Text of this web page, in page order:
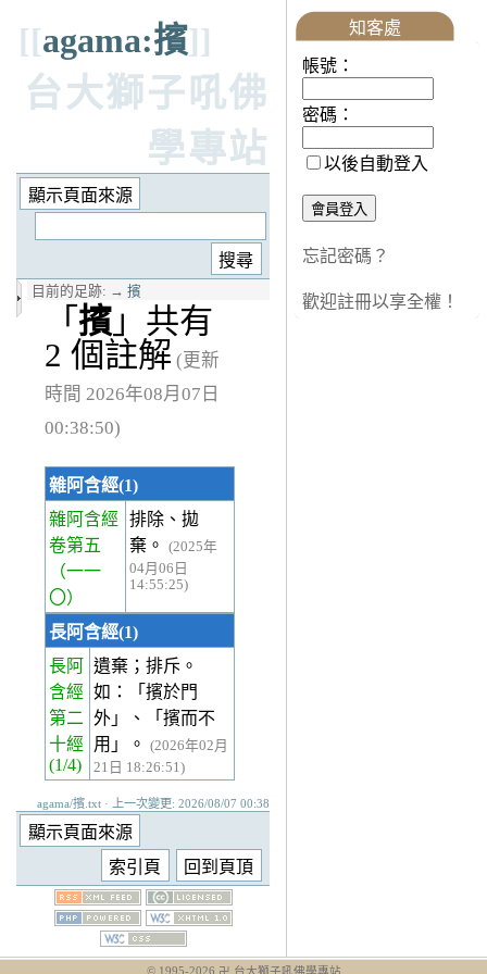
[[agama:擯]]
台大獅子吼佛
學專站
目前的足跡: → 擯
「 擯 」共有
2 個註解 (更新
時間 2026年08月07日
00:38:50)
雜阿含經(1)
雜阿含經
卷第五
（一一
〇）
排除、拋
棄。
(2025年
04月06日
14:55:25)
長阿含經(1)
長阿
含經
第二
十經
(1/4)
遺棄；排斥。
如：「擯於門
外」、「擯而不
用」。
(2026年02月
21日 18:26:51)
agama/擯.txt · 上一次變更: 2026/08/07 00:38
知客處
帳號：
密碼：
以後自動登入
忘記密碼？
歡迎註冊以享全權！
© 1995-2026 卍 台大獅子吼佛學專站